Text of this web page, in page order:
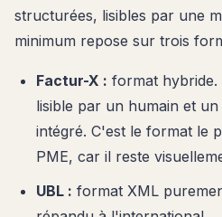
structurées, lisibles par une
minimum repose sur trois
Factur-X : format hybride.
lisible par un humain et
intégré. C'est le format le
PME, car il reste
UBL : format XML